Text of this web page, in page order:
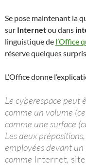
Se pose maintenant la
sur Internetou dans
linguistique de l’Office
réserve quelques
L’Office donne
Le cyberespace peut
comme un volume
comme une surface
Les deux prépositions,
employées devant
comme Internet,